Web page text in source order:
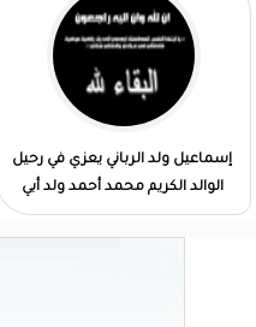
إسماعيل ولد الرباني يعزي في رحيل
الوالد الكريم محمد أحمد ولد أبي